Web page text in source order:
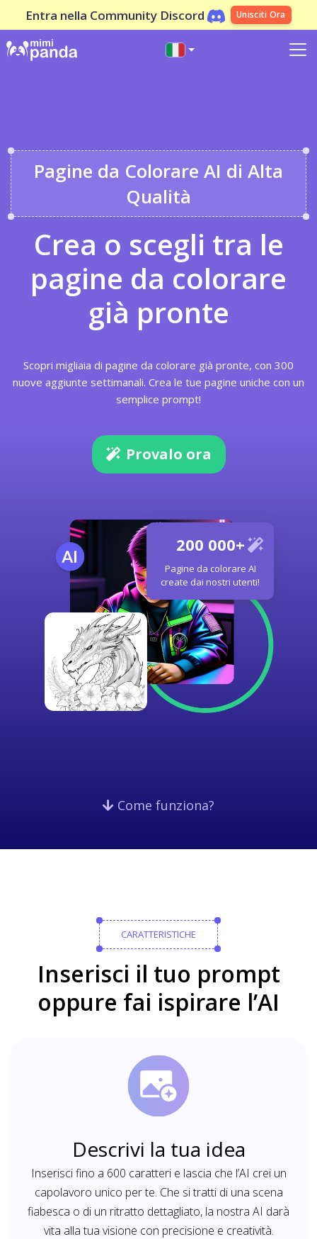
Entra nella Community Discord Unisciti Ora
Pagine da Colorare AI di Alta
Qualità
Crea o scegli tra le
pagine da colorare
già pronte
Scopri migliaia di pagine da colorare già pronte, con 300
nuove aggiunte settimanali. Crea le tue pagine uniche con un
semplice prompt!
Provalo ora
200 000+
Pagine da colorare AI
create dai nostri utenti!
Come funziona?
CARATTERISTICHE
Inserisci il tuo prompt
oppure fai ispirare l’AI
Descrivi la tua idea
Inserisci fino a 600 caratteri e lascia che l’AI crei un
capolavoro unico per te. Che si tratti di una scena
fiabesca o di un ritratto dettagliato, la nostra AI darà
vita alla tua visione con precisione e creatività.